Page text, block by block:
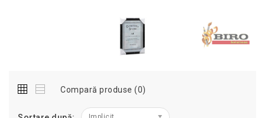
Compară produse (0)